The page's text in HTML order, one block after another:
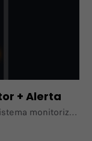
+ Alerta
monitoriza